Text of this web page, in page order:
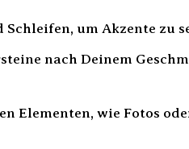
um Akzente zu
nach Deinem
Elementen, wie Fotos